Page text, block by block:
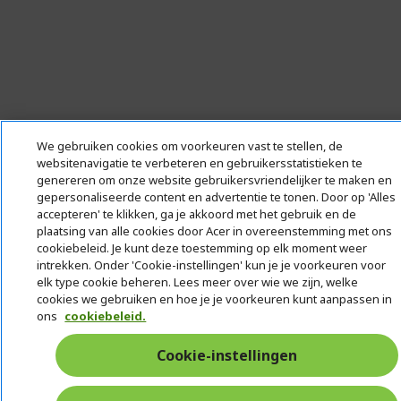
We gebruiken cookies om voorkeuren vast te stellen, de
websitenavigatie te verbeteren en gebruikersstatistieken te
genereren om onze website gebruikersvriendelijker te maken en
gepersonaliseerde content en advertentie te tonen. Door op 'Alles
accepteren' te klikken, ga je akkoord met het gebruik en de
plaatsing van alle cookies door Acer in overeenstemming met ons
cookiebeleid. Je kunt deze toestemming op elk moment weer
intrekken. Onder 'Cookie-instellingen' kun je je voorkeuren voor
elk type cookie beheren. Lees meer over wie we zijn, welke
cookies we gebruiken en hoe je je voorkeuren kunt aanpassen in
ons cookiebeleid.
Cookie-instellingen